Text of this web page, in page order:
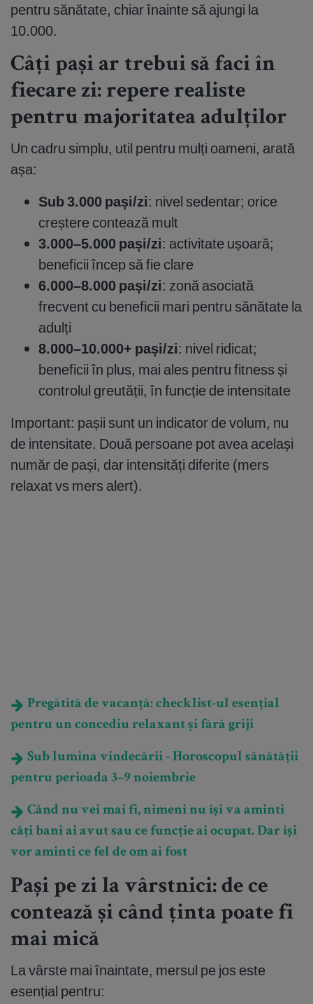
pentru sănătate, chiar înainte să ajungi la
10.000.
Câți pași ar trebui să faci în
fiecare zi: repere realiste
pentru majoritatea adulților
Un cadru simplu, util pentru mulți oameni, arată
așa:
Sub 3.000 pași/zi: nivel sedentar; orice
creștere contează mult
3.000–5.000 pași/zi: activitate ușoară;
beneficii încep să fie clare
6.000–8.000 pași/zi: zonă asociată
frecvent cu beneficii mari pentru sănătate la
adulți
8.000–10.000+ pași/zi: nivel ridicat;
beneficii în plus, mai ales pentru fitness și
controlul greutății, în funcție de intensitate
Important: pașii sunt un indicator de volum, nu
de intensitate. Două persoane pot avea același
număr de pași, dar intensități diferite (mers
relaxat vs mers alert).
Pregătită de vacanță: checklist-ul esențial
pentru un concediu relaxant și fără griji
Sub lumina vindecării - Horoscopul sănătății
pentru perioada 3–9 noiembrie
Când nu vei mai fi, nimeni nu își va aminti
câți bani ai avut sau ce funcție ai ocupat. Dar își
vor aminti ce fel de om ai fost
Pași pe zi la vârstnici: de ce
contează și când ținta poate fi
mai mică
La vârste mai înaintate, mersul pe jos este
esențial pentru: